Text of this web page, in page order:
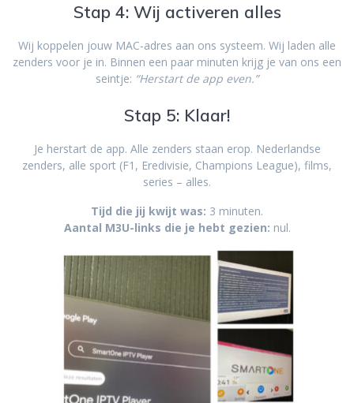
Stap 4: Wij activeren alles
Wij koppelen jouw MAC-adres aan ons systeem. Wij laden alle
zenders voor je in. Binnen een paar minuten krijg je van ons een
seintje: “Herstart de app even.”
Stap 5: Klaar!
Je herstart de app. Alle zenders staan erop. Nederlandse
zenders, alle sport (F1, Eredivisie, Champions League), films,
series – alles.
Tijd die jij kwijt was: 3 minuten.
Aantal M3U-links die je hebt gezien: nul.